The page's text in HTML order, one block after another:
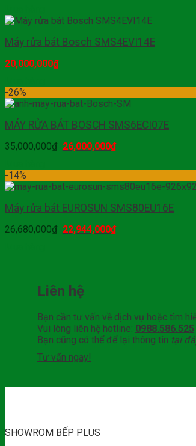
Máy rửa bát Bosch SMS4EVI14E
20,000,000₫
-26%
MÁY RỬA BÁT BOSCH SMS6ECI07E
35,000,000₫ 26,000,000₫
-14%
Máy rửa bát EUROSUN SMS80EU16E
26,680,000₫ 22,944,000₫
Liên hệ
Bạn cần tư vấn về dịch vụ hoặc tìm
Vui lòng liên hệ hotline: 0988.586.525
Bạn cũng có thể để lại thông tin tại
Tư vấn ngay!
SHOWROM BẾP PLUS